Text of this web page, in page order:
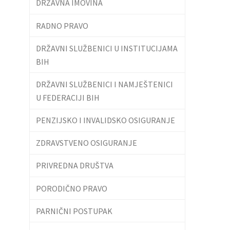
DRŽAVNA IMOVINA
RADNO PRAVO
DRŽAVNI SLUŽBENICI U INSTITUCIJAMA
BIH
DRŽAVNI SLUŽBENICI I NAMJEŠTENICI
U FEDERACIJI BIH
PENZIJSKO I INVALIDSKO OSIGURANJE
ZDRAVSTVENO OSIGURANJE
PRIVREDNA DRUŠTVA
PORODIČNO PRAVO
PARNIČNI POSTUPAK